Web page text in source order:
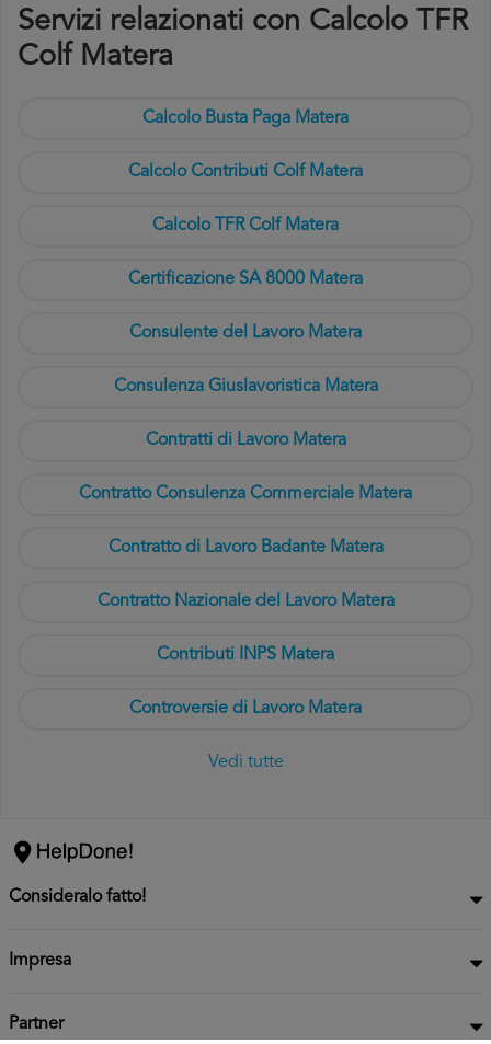
Servizi relazionati con Calcolo TFR
Colf Matera
Calcolo Busta Paga Matera
Calcolo Contributi Colf Matera
Calcolo TFR Colf Matera
Certificazione SA 8000 Matera
Consulente del Lavoro Matera
Consulenza Giuslavoristica Matera
Contratti di Lavoro Matera
Contratto Consulenza Commerciale Matera
Contratto di Lavoro Badante Matera
Contratto Nazionale del Lavoro Matera
Contributi INPS Matera
Controversie di Lavoro Matera
Vedi tutte
Consideralo fatto!
Impresa
Partner